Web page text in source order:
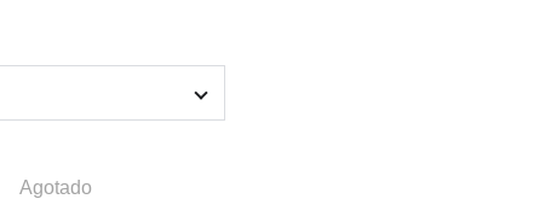
Agotado